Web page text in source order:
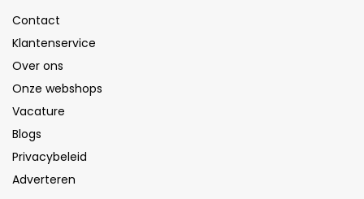
Contact
Klantenservice
Over ons
Onze webshops
Vacature
Blogs
Privacybeleid
Adverteren